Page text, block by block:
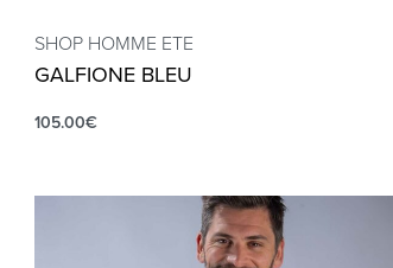
SHOP HOMME ETE
GALFIONE BLEU
105.00€